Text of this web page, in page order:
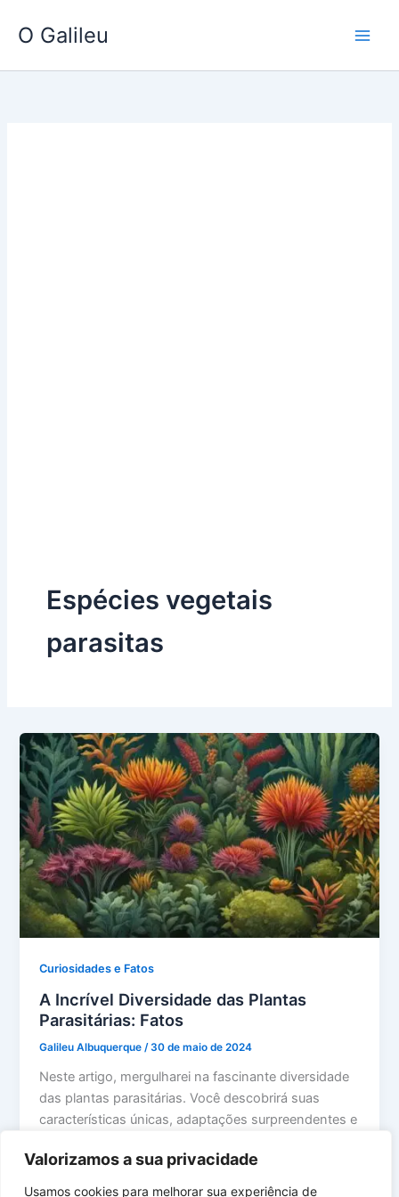
Valorizamos a sua privacidade
Usamos cookies para melhorar sua experiência de
para
conteúdo
O Galileu
Espécies vegetais
parasitas
Curiosidades e Fatos
A Incrível Diversidade das Plantas
Parasitárias: Fatos
Galileu Albuquerque /30 de maio de 2024
Neste artigo, mergulharei na fascinante diversidade
das plantas parasitárias. Você descobrirá suas
características únicas, adaptações surpreendentes e